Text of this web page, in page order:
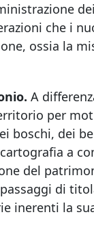
che i
ossia la
A
per
boschi, dei
a
del
di
inerenti la